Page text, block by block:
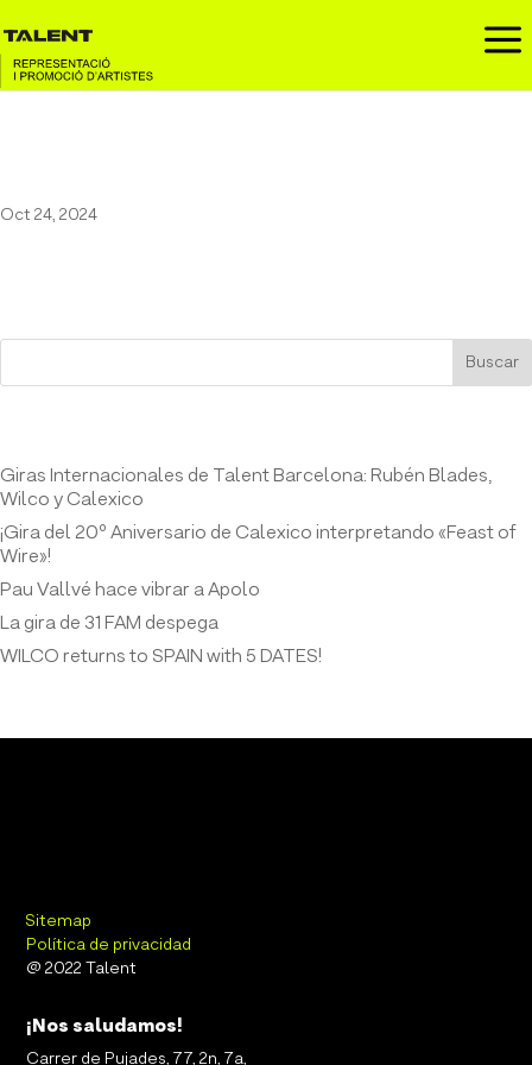
a
Oct 24, 2024
Buscar
Giras Internacionales de Talent Barcelona: Rubén Blades,
Wilco y Calexico
¡Gira del 20º Aniversario de Calexico interpretando «Feast of
Wire»!
Pau Vallvé hace vibrar a Apolo
La gira de 31 FAM despega
WILCO returns to SPAIN with 5 DATES!
Sitemap
Política de privacidad
@ 2022 Talent
¡Nos saludamos!
Carrer de Pujades, 77, 2n, 7a,